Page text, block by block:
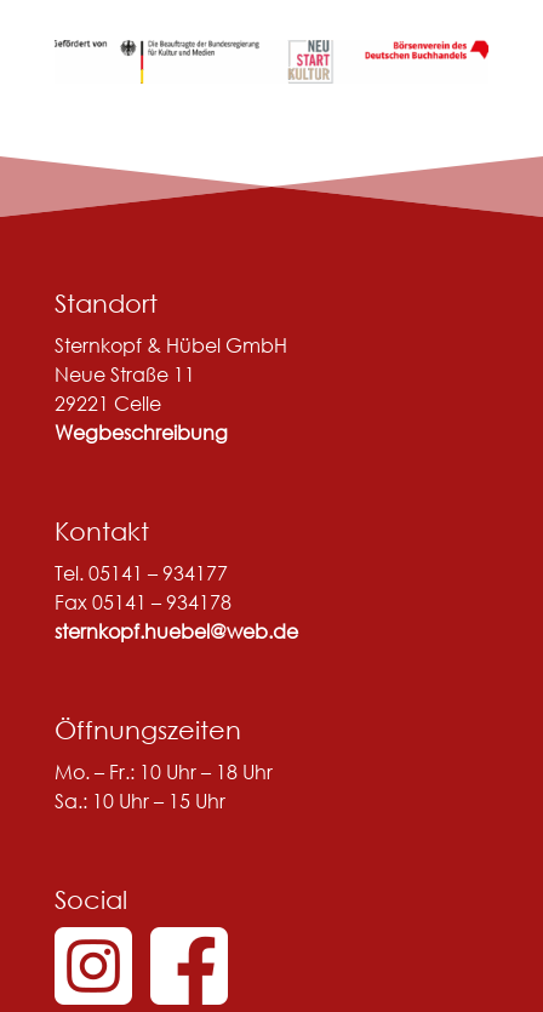
Standort
Sternkopf & Hübel GmbH
Neue Straße 11
29221 Celle
Wegbeschreibung
Kontakt
Tel. 05141 – 934177
Fax 05141 – 934178
sternkopf.huebel@web.de
Öffnungszeiten
Mo. – Fr.: 10 Uhr – 18 Uhr
Sa.: 10 Uhr – 15 Uhr
Social